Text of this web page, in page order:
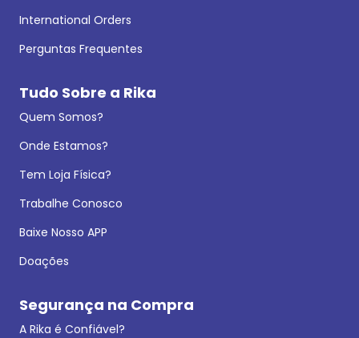
International Orders
Perguntas Frequentes
Tudo Sobre a Rika
Quem Somos?
Onde Estamos?
Tem Loja Física?
Trabalhe Conosco
Baixe Nosso APP
Doações
Segurança na Compra
A Rika é Confiável?